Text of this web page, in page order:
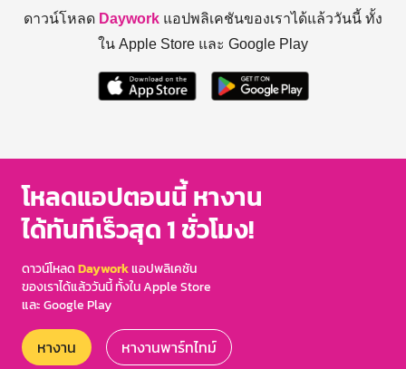
ดาวน์โหลด Daywork แอปพลิเคชันของเราได้แล้ววันนี้ ทั้ง
ใน Apple Store และ Google Play
โหลดแอปตอนนี้ หางาน
ได้ทันทีเร็วสุด 1 ชั่วโมง!
ดาวน์โหลดDayworkแอปพลิเคชัน
ของเราได้แล้ววันนี้ ทั้งใน Apple Store
และ Google Play
หางาน หางานพาร์ทไทม์